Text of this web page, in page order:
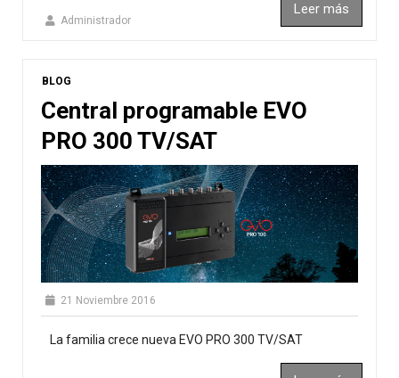
Administrador
Leer más
Central programable EVO
PRO 300 TV/SAT
BLOG
21 Noviembre 2016
La familia crece nueva EVO PRO 300 TV/SAT